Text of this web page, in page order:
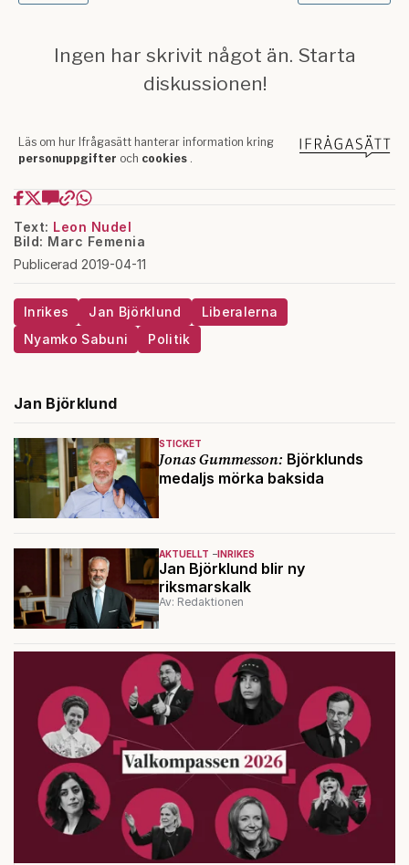
Text: Leon Nudel
Bild: Marc Femenia
Publicerad 2019-04-11
Inrikes Jan Björklund
Liberalerna
Nyamko Sabuni
Politik
Jan Björklund
STICKET
Jonas Gummesson: Björklunds
medaljs mörka baksida
AKTUELLT INRIKES
Jan Björklund blir ny
riksmarskalk
Av: Redaktionen